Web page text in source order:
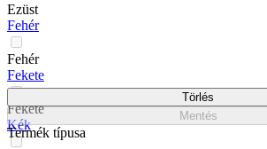
Ezüst
Fehér
Fehér
Fekete
Fekete
Kék
Törlés
Mentés
Termék típusa